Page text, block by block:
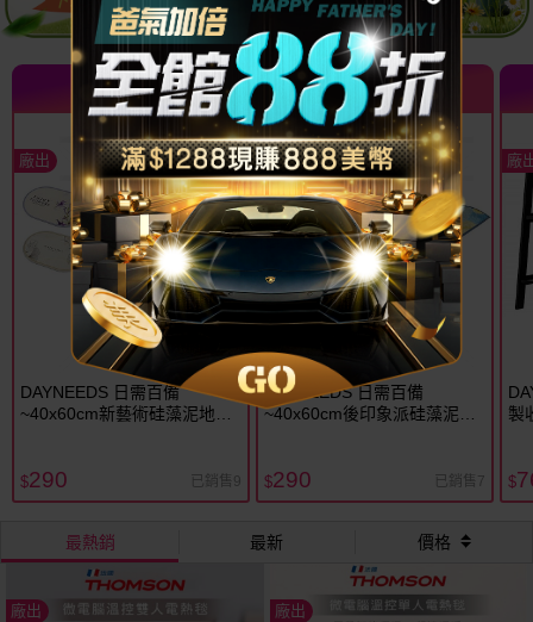
熱門推薦 TOP
廠出
DAYNEEDS 日需百備
~40x60cm新藝術硅藻泥地墊
$290 已銷售9
熱門推薦 TOP
廠出
DAYNEEDS 日需百備
~40x60cm後印象派硅藻泥半
$290 已銷售7
廠
製
$
最熱銷 最新 價格
廠出 廠出